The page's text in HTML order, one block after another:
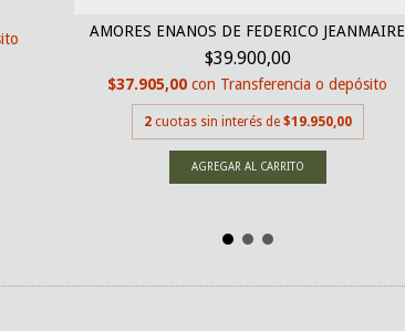
AMORES ENANOS DE FEDERICO JEANMAIRE
$39.900,00
$37.905,00con Transferencia o depósito
2 cuotas sin interés de $19.950,00